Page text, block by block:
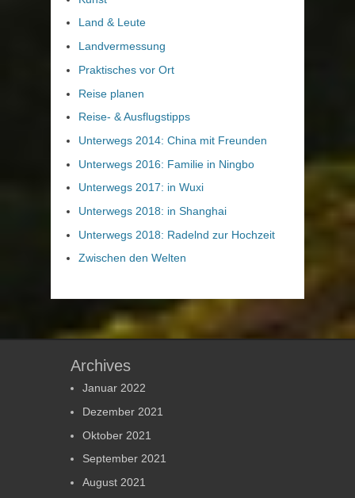
Land & Leute
Landvermessung
Praktisches vor Ort
Reise planen
Reise- & Ausflugstipps
Unterwegs 2014: China mit Freunden
Unterwegs 2016: Familie in Ningbo
Unterwegs 2017: in Wuxi
Unterwegs 2018: in Shanghai
Unterwegs 2018: Radelnd zur Hochzeit
Zwischen den Welten
Archives
Januar 2022
Dezember 2021
Oktober 2021
September 2021
August 2021